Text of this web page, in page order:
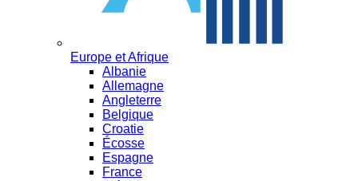
Europe et Afrique
Albanie
Allemagne
Angleterre
Belgique
Croatie
Écosse
Espagne
France